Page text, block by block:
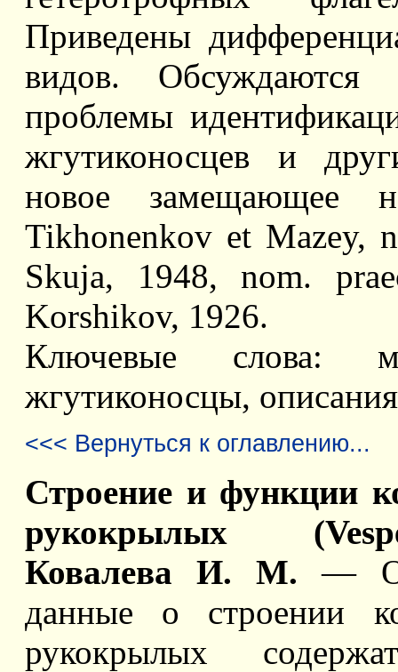
Приведены
видов. Обсуждаются
проблемы
жгутиконосцев и
новое замещающее
Tikhonenkov et Mazey,
Skuja, 1948, nom.
Korshikov, 1926.
Ключевые слова:
жгутиконосцы,
<<< Вернуться к оглавлению...
Строение и функции
рукокрылых
Ковалева И. М. —
данные о строении
рукокрылых